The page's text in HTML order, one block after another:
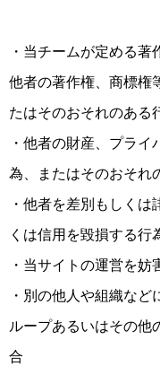
・当チームが定める
他者の著作権、商標権
たはそのおそれのある
・他者の財産、プラ
為、またはそのおそれ
・他者を差別もしく
くは信用を毀損する行
・当サイトの運営を
・別の他人や組織な
ループあるいはその他
合